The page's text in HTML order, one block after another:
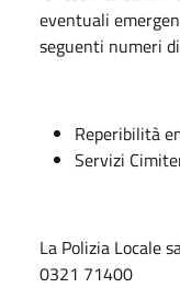
eventuali
seguenti numeri
Reperibilità
Servizi
La Polizia Locale
0321 71400